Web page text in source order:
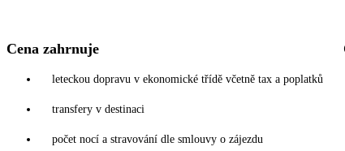
Cena zahrnuje
leteckou dopravu v ekonomické třídě včetně tax a poplatků
transfery v destinaci
počet nocí a stravování dle smlouvy o zájezdu